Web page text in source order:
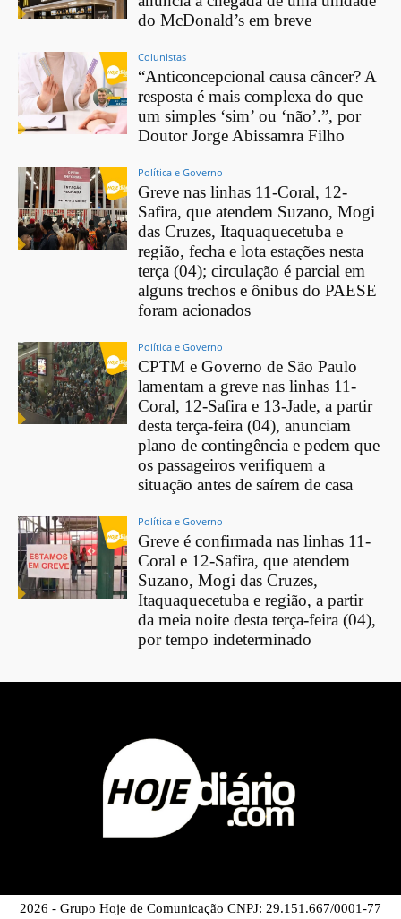
do McDonald’s em breve
Colunistas
“Anticoncepcional causa câncer? A
resposta é mais complexa do que
um simples ‘sim’ ou ‘não’.”, por
Doutor Jorge Abissamra Filho
Política e Governo
Greve nas linhas 11-Coral, 12-
Safira, que atendem Suzano, Mogi
das Cruzes, Itaquaquecetuba e
região, fecha e lota estações nesta
terça (04); circulação é parcial em
alguns trechos e ônibus do PAESE
foram acionados
Política e Governo
CPTM e Governo de São Paulo
lamentam a greve nas linhas 11-
Coral, 12-Safira e 13-Jade, a partir
desta terça-feira (04), anunciam
plano de contingência e pedem que
os passageiros verifiquem a
situação antes de saírem de casa
Política e Governo
Greve é confirmada nas linhas 11-
Coral e 12-Safira, que atendem
Suzano, Mogi das Cruzes,
Itaquaquecetuba e região, a partir
da meia noite desta terça-feira (04),
por tempo indeterminado
2026 - Grupo Hoje de Comunicação CNPJ: 29.151.667/0001-77